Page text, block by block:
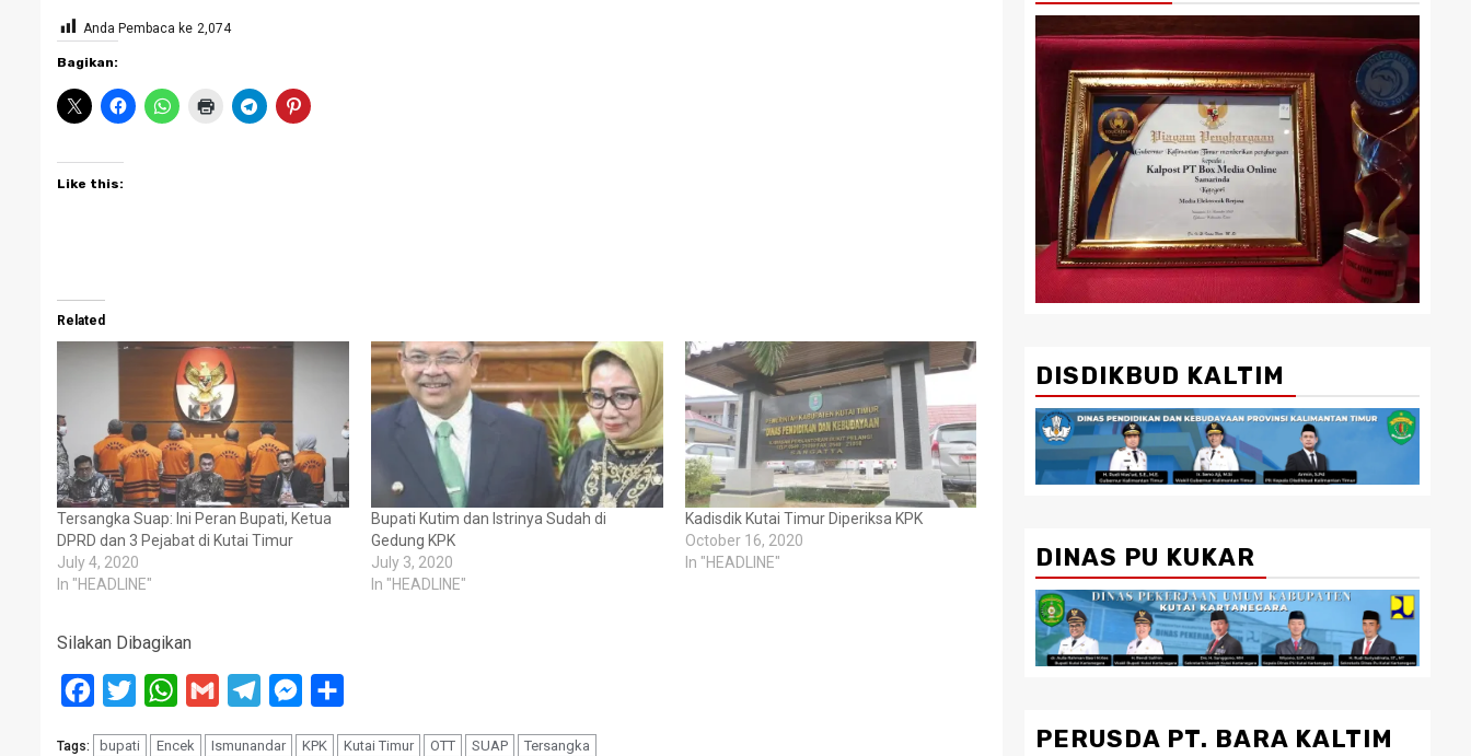
Anda Pembaca ke 2,074
Bagikan:
Like this:
Related
Tersangka Suap: Ini Peran Bupati, Ketua
DPRD dan 3 Pejabat di Kutai Timur
July 4, 2020
In "HEADLINE"
Bupati Kutim dan Istrinya Sudah di
Gedung KPK
July 3, 2020
In "HEADLINE"
Kadisdik Kutai Timur Diperiksa KPK
October 16, 2020
In "HEADLINE"
Silakan Dibagikan
Facebook
Twitter WhatsApp
Gmail TelegramMessenger
Tags: bupati Encek Ismunandar KPK Kutai Timur OTT SUAP Tersangka
DISDIKBUD KALTIM
DINAS PU KUKAR
PERUSDA PT. BARA KALTIM